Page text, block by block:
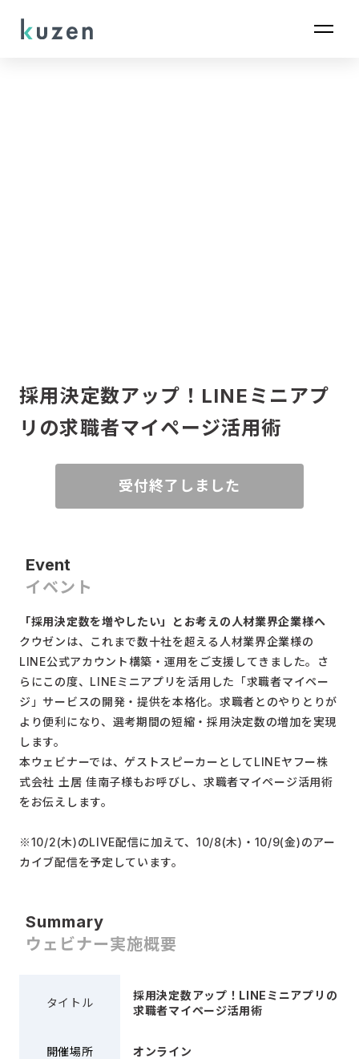
採用決定数アップ！LINEミニアプ
リの求職者マイページ活用術
受付終了しました
Event
イベント
「採用決定数を増やしたい」とお考えの人材業界企業様へ
クウゼンは、これまで数十社を超える人材業界企業様の
LINE公式アカウント構築・運用をご支援してきました。さ
らにこの度、LINEミニアプリを活用した「求職者マイペー
ジ」サービスの開発・提供を本格化。求職者とのやりとりが
より便利になり、選考期間の短縮・採用決定数の増加を実現
します。
本ウェビナーでは、ゲストスピーカーとしてLINEヤフー株
式会社 土居 佳南子様もお呼びし、求職者マイページ活用術
をお伝えします。
※10/2(木)のLIVE配信に加えて、10/8(木)・10/9(金)のアー
カイブ配信を予定しています。
Summary
ウェビナー実施概要
タイトル
採用決定数アップ！LINEミニアプリの
求職者マイページ活用術
開催場所 オンライン